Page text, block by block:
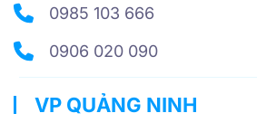
0985 103 666
0906 020 090
VP QUẢNG NINH